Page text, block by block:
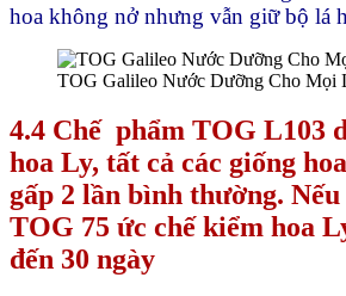
hoa không nở nhưng vẫn giữ bộ lá
TOG Galileo Nước Dưỡng Cho Mọi
4.4 Chế phẩm TOG L103
hoa Ly, tất cả các giống
gấp 2 lần bình thường.
TOG 75 ức chế kiểm hoa
đến 30 ngày